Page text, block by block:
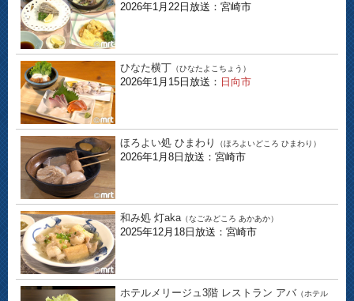
2026年1月22日放送：宮崎市
ひなた横丁 （ひなたよこちょう）
2026年1月15日放送： 日向市
ほろよい処 ひまわり （ほろよいどころ ひまわり）
2026年1月8日放送：宮崎市
和み処 灯aka （なごみどころ あかあか）
2025年12月18日放送：宮崎市
ホテルメリージュ3階 レストラン アバ （ホテル